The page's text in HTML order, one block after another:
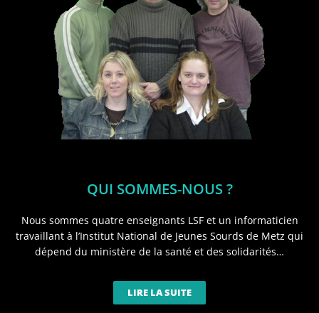
QUI SOMMES-NOUS ?
Nous sommes quatre enseignants LSF et un informaticien
travaillant à l’Institut National de Jeunes Sourds de Metz qui
dépend du ministère de la santé et des solidarités…
LIRE LA SUITE